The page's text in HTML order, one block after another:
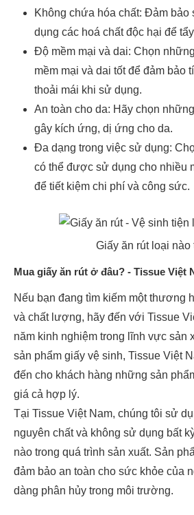
Không chứa hóa chất: Đảm bảo
dụng các hoá chất độc hại để
Độ mềm mại và dai: Chọn
mềm mại và dai tốt để đảm bảo
thoải mái khi sử dụng.
An toàn cho da: Hãy chọn
gây kích ứng, dị ứng cho da.
Đa dạng trong việc sử dụng:
có thể được sử dụng cho nhiều
để tiết kiệm chi phí và công sức.
Giấy ăn rút loại nào
Mua giấy ăn rút ở đâu? - Tissue Việt
Nếu bạn đang tìm kiếm một thương
và chất lượng, hãy đến với Tissue
năm kinh nghiệm trong lĩnh vực sản
sản phẩm giấy vệ sinh, Tissue Việt
đến cho khách hàng những sản
giá cả hợp lý.
Tại Tissue Việt Nam, chúng tôi sử
nguyên chất và không sử dụng bất
nào trong quá trình sản xuất. Sản
đảm bảo an toàn cho sức khỏe của
dàng phân hủy trong môi trường.